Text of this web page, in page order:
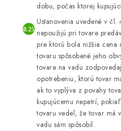
dobu, počas ktorej
Ustanovenia uvedené v
nepoužijú pri tovare
pre ktorú bola nižšia cena
tovaru spôsobené jeho
tovare na vadu
opotrebeniu, ktorú tovar
ak to vyplýva z povahy
kupujúcemu nepatrí,
tovaru vedel, že tovar má
vadu sám spôsobil.